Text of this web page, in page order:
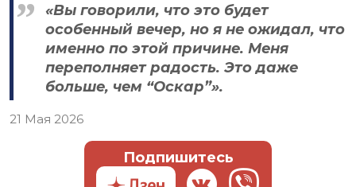
«Вы говорили, что это будет
особенный вечер, но я не ожидал, что
именно по этой причине. Меня
переполняет радость. Это даже
больше, чем “Оскар”».
21 Мая 2026
Подпишитесь